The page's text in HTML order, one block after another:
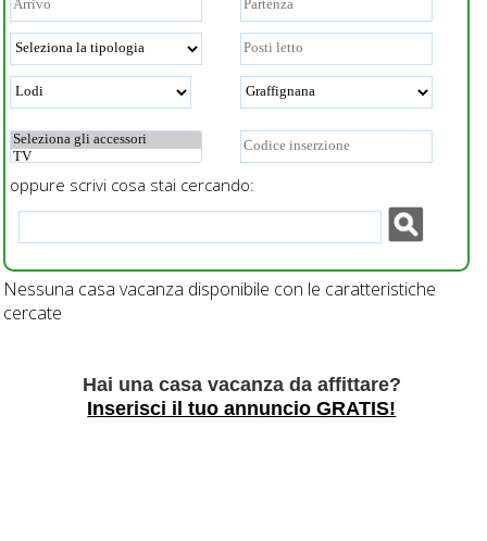
oppure scrivi cosa stai cercando:
Nessuna casa vacanza disponibile con le caratteristiche
cercate
Hai una casa vacanza da affittare?
Inserisci il tuo annuncio GRATIS!